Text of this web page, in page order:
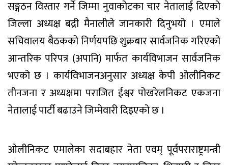
सङ्गठन विस्तार गर्ने जिम्मा नुवाकोटका चार नेतालाई दिएको
जिल्ला अध्यक्ष बद्री मैनालीले जानकारी दिनुभयो । एमाले
सचिवालय बैठकको निर्णयपछि शुक्रबार सार्वजनिक गरिएको
आन्तरिक परिपत्र (अपानि) मार्फत कार्यविभाजन सार्वजनिक
भएको छ । कार्यविभाजनअनुसार अध्यक्ष केपी ओलीनिकट
तीनजना र अध्यक्षमा पराजित ईश्वर पोखरेलनिकट एकजना
नेतालाई पार्टी बढाउने जिम्मेवारी दिइएको छ ।
ओलीनिकट एमालेका सदाबहार नेता एवम् पूर्वपराराष्ट्रमन्त्री